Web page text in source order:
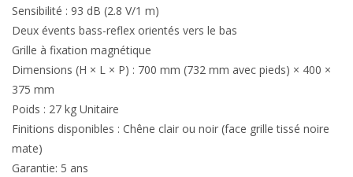
Sensibilité : 93 dB (2.8 V/1 m)
Deux évents bass-reflex orientés vers le bas
Grille à fixation magnétique
Dimensions (H × L × P) : 700 mm (732 mm avec pieds) × 400 ×
375 mm
Poids : 27 kg Unitaire
Finitions disponibles : Chêne clair ou noir (face grille tissé noire
mate)
Garantie: 5 ans